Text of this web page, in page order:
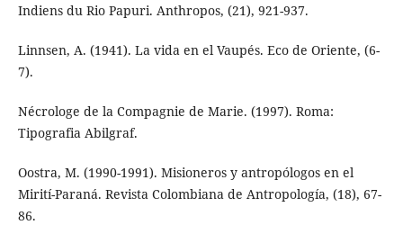
Indiens du Rio Papuri. Anthropos, (21), 921-937.
Linnsen, A. (1941). La vida en el Vaupés. Eco de Oriente, (6-
7).
Nécrologe de la Compagnie de Marie. (1997). Roma:
Tipografia Abilgraf.
Oostra, M. (1990-1991). Misioneros y antropólogos en el
Mirití-Paraná. Revista Colombiana de Antropología, (18), 67-
86.